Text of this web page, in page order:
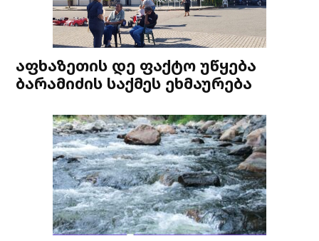
აფხაზეთის დე ფაქტო უწყება
ბარამიძის საქმეს ეხმაურება